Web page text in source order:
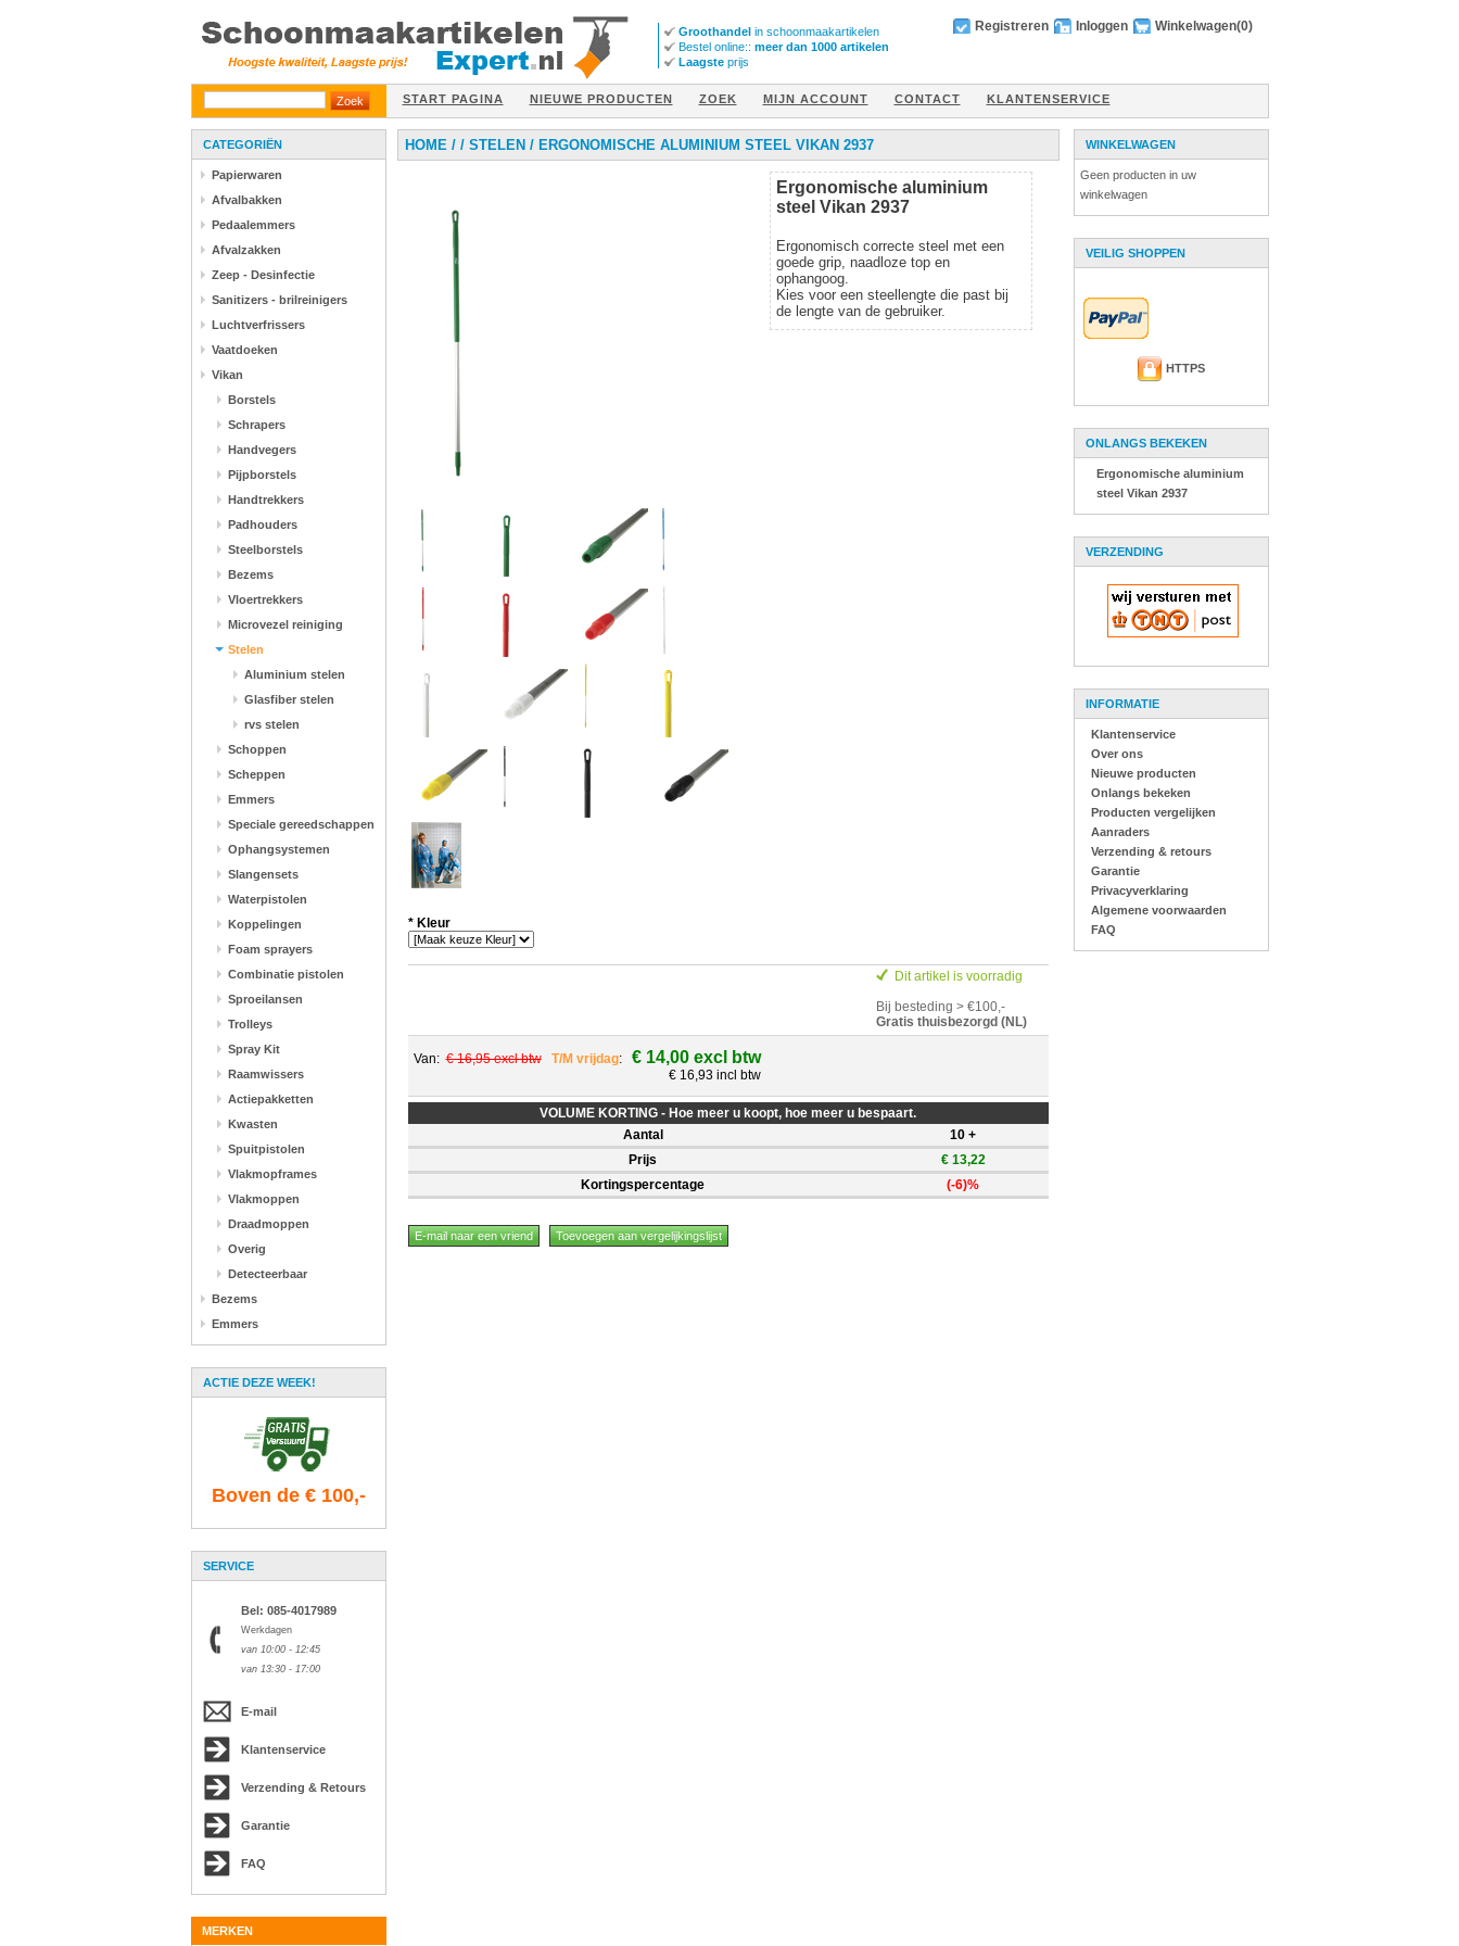
Groothandel in schoonmaakartikelen
Bestel online:: meer dan 1000 artikelen
Laagste prijs
Registreren Inloggen Winkelwagen(0)
START PAGINA NIEUWE PRODUCTEN ZOEK MIJN ACCOUNT CONTACT KLANTENSERVICE
CATEGORIËN
Papierwaren
Afvalbakken
Pedaalemmers
Afvalzakken
Zeep - Desinfectie
Sanitizers - brilreinigers
Luchtverfrissers
Vaatdoeken
Vikan
Borstels
Schrapers
Handvegers
Pijpborstels
Handtrekkers
Padhouders
Steelborstels
Bezems
Vloertrekkers
Microvezel reiniging
Stelen
Aluminium stelen
Glasfiber stelen
rvs stelen
Schoppen
Scheppen
Emmers
Speciale gereedschappen
Ophangsystemen
Slangensets
Waterpistolen
Koppelingen
Foam sprayers
Combinatie pistolen
Sproeilansen
Trolleys
Spray Kit
Raamwissers
Actiepakketten
Kwasten
Spuitpistolen
Vlakmopframes
Vlakmoppen
Draadmoppen
Overig
Detecteerbaar
Bezems
Emmers
ACTIE DEZE WEEK!
Boven de € 100,-
SERVICE
Bel: 085-4017989
Werkdagen
van 10:00 - 12:45
van 13:30 - 17:00
E-mail
Klantenservice
Verzending & Retours
Garantie
FAQ
MERKEN
HOME/ / STELEN / ERGONOMISCHE ALUMINIUM STEEL VIKAN 2937
Ergonomische aluminium
steel Vikan 2937
Ergonomisch correcte steel met een
goede grip, naadloze top en
ophangoog.
Kies voor een steellengte die past bij
de lengte van de gebruiker.
*Kleur
Dit artikel is voorradig
Bij besteding > €100,-
Gratis thuisbezorgd (NL)
Van:€ 16,95 excl btw T/M vrijdag: € 14,00 excl btw
€ 16,93 incl btw
VOLUME KORTING - Hoe meer u koopt, hoe meer u bespaart.
Aantal
Prijs
Kortingspercentage
10 +
€ 13,22
(-6)%
WINKELWAGEN
Geen producten in uw
winkelwagen
VEILIG SHOPPEN
HTTPS
ONLANGS BEKEKEN
Ergonomische aluminium
steel Vikan 2937
VERZENDING
INFORMATIE
Klantenservice
Over ons
Nieuwe producten
Onlangs bekeken
Producten vergelijken
Aanraders
Verzending & retours
Garantie
Privacyverklaring
Algemene voorwaarden
FAQ